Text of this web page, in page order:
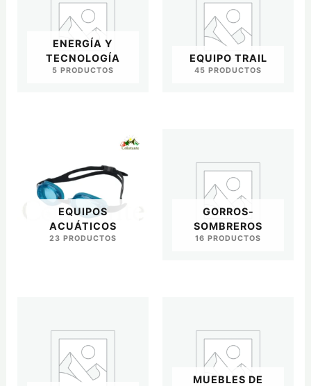
ENERGÍA Y
TECNOLOGÍA
5 PRODUCTOS
EQUIPO TRAIL
45 PRODUCTOS
EQUIPOS
ACUÁTICOS
23 PRODUCTOS
GORROS-
SOMBREROS
16 PRODUCTOS
MUEBLES DE